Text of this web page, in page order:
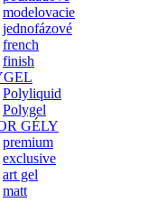
modelovacie
jednofázové
french
finish
Polyliquid
Polygel
GÉLY
premium
exclusive
art gel
matt